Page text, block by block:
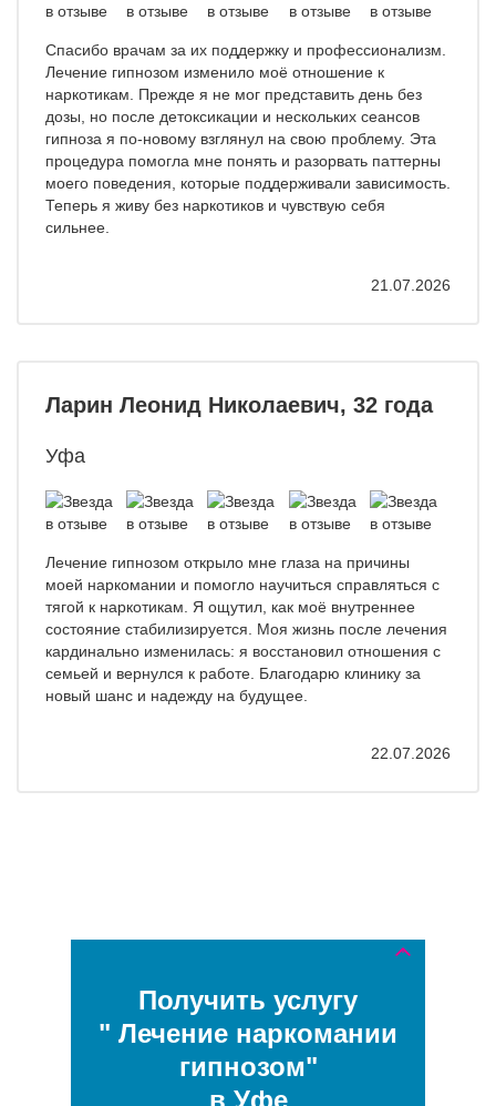
Спасибо врачам за их поддержку и профессионализм.
Лечение гипнозом изменило моё отношение к
наркотикам. Прежде я не мог представить день без
дозы, но после детоксикации и нескольких сеансов
гипноза я по-новому взглянул на свою проблему. Эта
процедура помогла мне понять и разорвать паттерны
моего поведения, которые поддерживали зависимость.
Теперь я живу без наркотиков и чувствую себя
сильнее.
21.07.2026
Ларин Леонид Николаевич, 32 года
Уфа
Лечение гипнозом открыло мне глаза на причины
моей наркомании и помогло научиться справляться с
тягой к наркотикам. Я ощутил, как моё внутреннее
состояние стабилизируется. Моя жизнь после лечения
кардинально изменилась: я восстановил отношения с
семьей и вернулся к работе. Благодарю клинику за
новый шанс и надежду на будущее.
22.07.2026
Получить услугу
" Лечение наркомании
гипнозом"
в Уфе